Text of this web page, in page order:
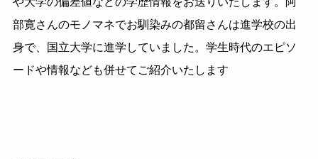
部寛さんのモノマネでお馴染みの都留さんは進学校の出
身で、国立大学に進学していました。学生時代のエピソ
ードや情報なども併せてご紹介いたします